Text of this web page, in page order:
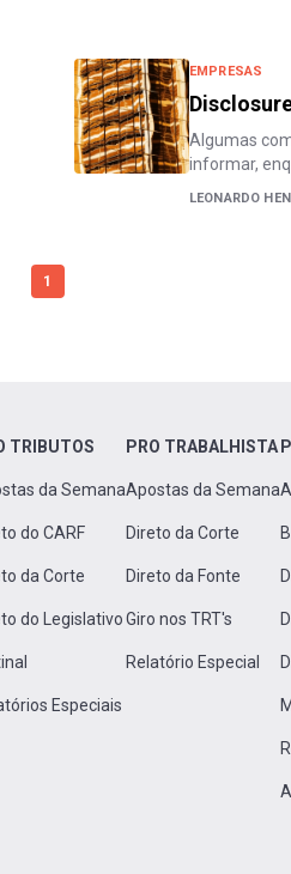
EMPRESAS
Algumas
informar,
LEONARDO
1
TRIBUTOS
da Semana
do CARF
da Corte
do Legislativo
Especiais
PRO TRABALHISTA
Apostas da Semana
Direto da Corte
Direto da Fonte
Giro nos TRT's
Relatório Especial